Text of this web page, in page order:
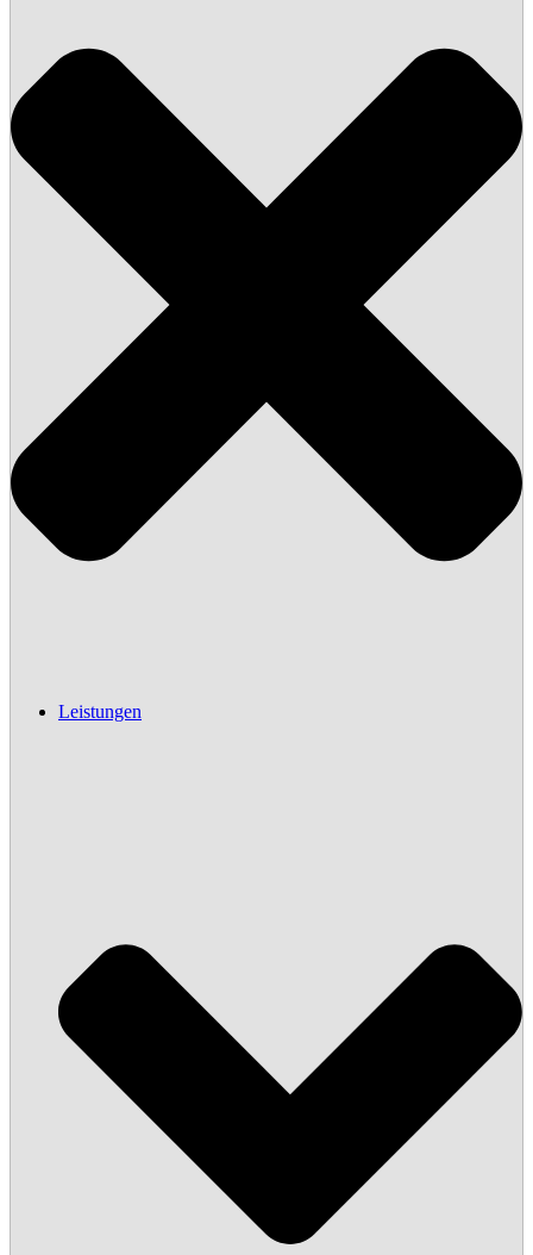
Leistungen